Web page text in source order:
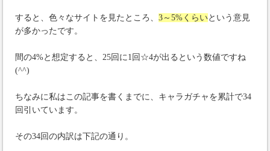
すると、色々なサイトを見たところ、3～5%くらいという意見
が多かったです。
間の4%と想定すると、25回に1回☆4が出るという数値ですね
(^^)
ちなみに私はこの記事を書くまでに、キャラガチャを累計で34
回引いています。
その34回の内訳は下記の通り。